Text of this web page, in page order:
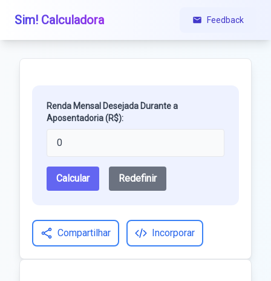
Sim! Calculadora Feedback
Renda Mensal Desejada Durante a
Aposentadoria (R$):
Calcular Redefinir
Compartilhar Incorporar